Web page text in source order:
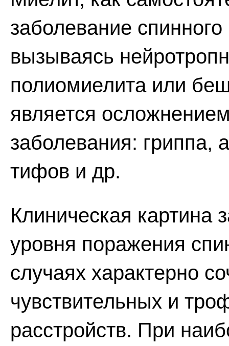
заболевание
вызываясь
полиомиелита или
является
заболевания: гриппа,
тифов и др.
Клиническая картина
уровня поражения
случаях характерно
чувствительных и
расстройств. При